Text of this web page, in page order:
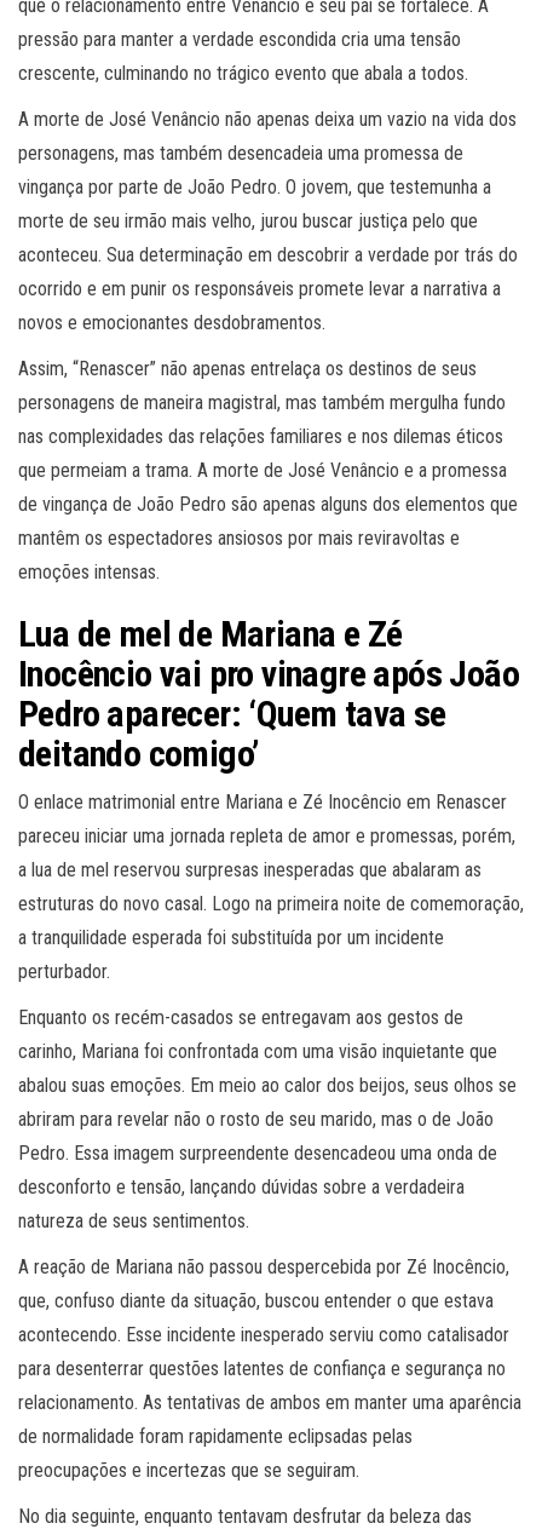
que o relacionamento entre Venâncio e seu pai se fortalece. A
pressão para manter a verdade escondida cria uma tensão
crescente, culminando no trágico evento que abala a todos.
A morte de José Venâncio não apenas deixa um vazio na vida dos
personagens, mas também desencadeia uma promessa de
vingança por parte de João Pedro. O jovem, que testemunha a
morte de seu irmão mais velho, jurou buscar justiça pelo que
aconteceu. Sua determinação em descobrir a verdade por trás do
ocorrido e em punir os responsáveis promete levar a narrativa a
novos e emocionantes desdobramentos.
Assim, “Renascer” não apenas entrelaça os destinos de seus
personagens de maneira magistral, mas também mergulha fundo
nas complexidades das relações familiares e nos dilemas éticos
que permeiam a trama. A morte de José Venâncio e a promessa
de vingança de João Pedro são apenas alguns dos elementos que
mantêm os espectadores ansiosos por mais reviravoltas e
emoções intensas.
Lua de mel de Mariana e Zé
Inocêncio vai pro vinagre após João
Pedro aparecer: ‘Quem tava se
deitando comigo’
O enlace matrimonial entre Mariana e Zé Inocêncio em Renascer
pareceu iniciar uma jornada repleta de amor e promessas, porém,
a lua de mel reservou surpresas inesperadas que abalaram as
estruturas do novo casal. Logo na primeira noite de comemoração,
a tranquilidade esperada foi substituída por um incidente
perturbador.
Enquanto os recém-casados se entregavam aos gestos de
carinho, Mariana foi confrontada com uma visão inquietante que
abalou suas emoções. Em meio ao calor dos beijos, seus olhos se
abriram para revelar não o rosto de seu marido, mas o de João
Pedro. Essa imagem surpreendente desencadeou uma onda de
desconforto e tensão, lançando dúvidas sobre a verdadeira
natureza de seus sentimentos.
A reação de Mariana não passou despercebida por Zé Inocêncio,
que, confuso diante da situação, buscou entender o que estava
acontecendo. Esse incidente inesperado serviu como catalisador
para desenterrar questões latentes de confiança e segurança no
relacionamento. As tentativas de ambos em manter uma aparência
de normalidade foram rapidamente eclipsadas pelas
preocupações e incertezas que se seguiram.
No dia seguinte, enquanto tentavam desfrutar da beleza das